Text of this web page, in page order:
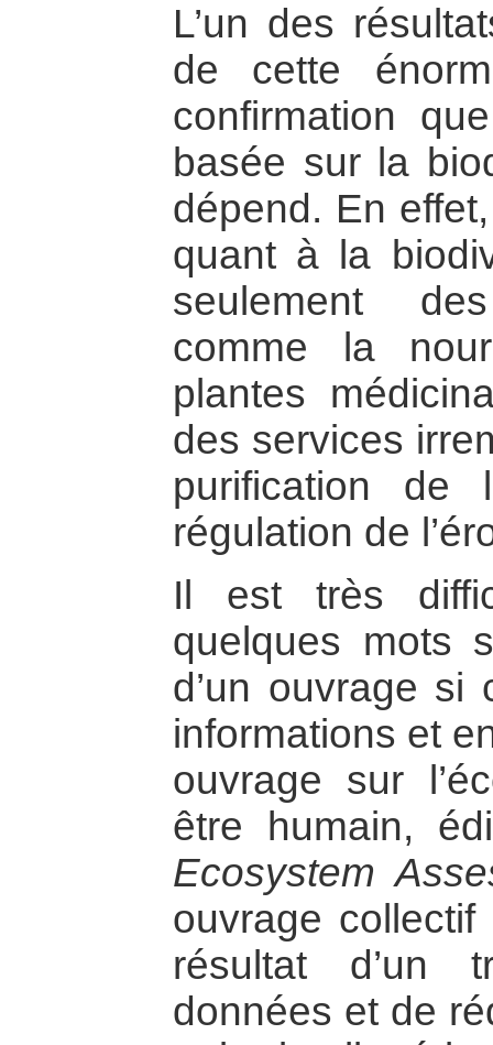
L’un des
de cette
confirmation
basée sur la
dépend. En
quant à la
seulement
comme la
plantes
des services
purification de
régulation de
Il est très
quelques mots
d’un ouvrage si
informations et
ouvrage sur
être humain,
Ecosystem
ouvrage
résultat d’un
données et de